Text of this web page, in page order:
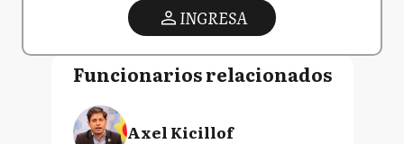
INGRESA
Funcionarios relacionados
Axel Kicillof